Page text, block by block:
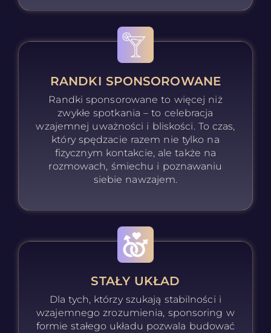
RANDKI SPONSOROWANE
Randki sponsorowane to więcej niż
zwykłe spotkania – to celebracja
wzajemnej uważności i bliskości. To czas,
który spędzacie razem nie tylko na
fizycznym kontakcie, ale także na
rozmowach, śmiechu i poznawaniu
siebie nawzajem.
STAŁY UKŁAD
Dla tych, którzy szukają stabilności i
wzajemnego zrozumienia, sponsoring w
formie stałego układu pozwala budować